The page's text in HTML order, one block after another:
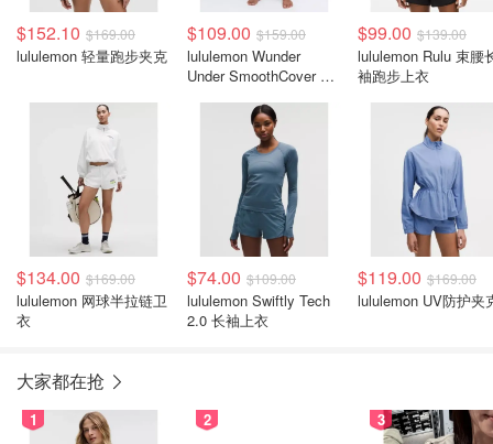
$152.10 $169.00
lululemon 轻量跑步夹克
$109.00 $159.00
lululemon Wunder
Under SmoothCover 高
$99.00 $139.00
lululemon Rulu 束腰
袖跑步上衣
$134.00 $169.00
lululemon 网球半拉链卫
衣
$74.00 $109.00
lululemon Swiftly Tech
2.0 长袖上衣
$119.00 $169.00
lululemon UV防护夹
大家都在抢
1 2 3